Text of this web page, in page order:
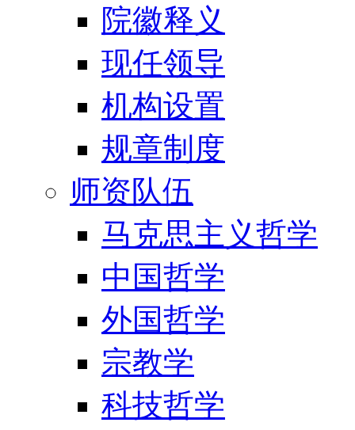
院徽释义
现任领导
机构设置
规章制度
师资队伍
马克思主义哲学
中国哲学
外国哲学
宗教学
科技哲学